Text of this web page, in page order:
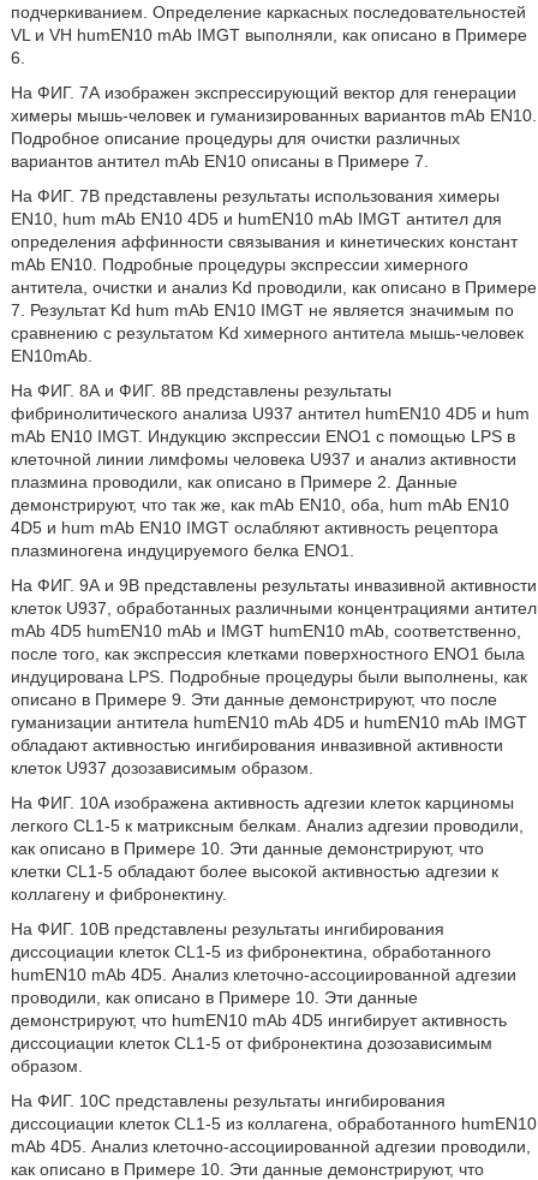
подчеркиванием. Определение каркасных последовательностей
VL и VH humEN10 mAb IMGT выполняли, как описано в Примере
6.
На ФИГ. 7А изображен экспрессирующий вектор для генерации
химеры мышь-человек и гуманизированных вариантов mAb EN10.
Подробное описание процедуры для очистки различных
вариантов антител mAb EN10 описаны в Примере 7.
На ФИГ. 7В представлены результаты использования химеры
EN10, hum mAb EN10 4D5 и humEN10 mAb IMGT антител для
определения аффинности связывания и кинетических констант
mAb EN10. Подробные процедуры экспрессии химерного
антитела, очистки и анализ Kd проводили, как описано в Примере
7. Результат Kd hum mAb EN10 IMGT не является значимым по
сравнению с результатом Kd химерного антитела мышь-человек
EN10mAb.
На ФИГ. 8А и ФИГ. 8В представлены результаты
фибринолитического анализа U937 антител humEN10 4D5 и hum
mAb EN10 IMGT. Индукцию экспрессии ENO1 с помощью LPS в
клеточной линии лимфомы человека U937 и анализ активности
плазмина проводили, как описано в Примере 2. Данные
демонстрируют, что так же, как mAb EN10, оба, hum mAb EN10
4D5 и hum mAb EN10 IMGT ослабляют активность рецептора
плазминогена индуцируемого белка ENO1.
На ФИГ. 9А и 9В представлены результаты инвазивной активности
клеток U937, обработанных различными концентрациями антител
mAb 4D5 humEN10 mAb и IMGT humEN10 mAb, соответственно,
после того, как экспрессия клетками поверхностного ENO1 была
индуцирована LPS. Подробные процедуры были выполнены, как
описано в Примере 9. Эти данные демонстрируют, что после
гуманизации антитела humEN10 mAb 4D5 и humEN10 mAb IMGT
обладают активностью ингибирования инвазивной активности
клеток U937 дозозависимым образом.
На ФИГ. 10А изображена активность адгезии клеток карциномы
легкого CL1-5 к матриксным белкам. Анализ адгезии проводили,
как описано в Примере 10. Эти данные демонстрируют, что
клетки CL1-5 обладают более высокой активностью адгезии к
коллагену и фибронектину.
На ФИГ. 10В представлены результаты ингибирования
диссоциации клеток CL1-5 из фибронектина, обработанного
humEN10 mAb 4D5. Анализ клеточно-ассоциированной адгезии
проводили, как описано в Примере 10. Эти данные
демонстрируют, что humEN10 mAb 4D5 ингибирует активность
диссоциации клеток CL1-5 от фибронектина дозозависимым
образом.
На ФИГ. 10C представлены результаты ингибирования
диссоциации клеток CL1-5 из коллагена, обработанного humEN10
mAb 4D5. Анализ клеточно-ассоциированной адгезии проводили,
как описано в Примере 10. Эти данные демонстрируют, что